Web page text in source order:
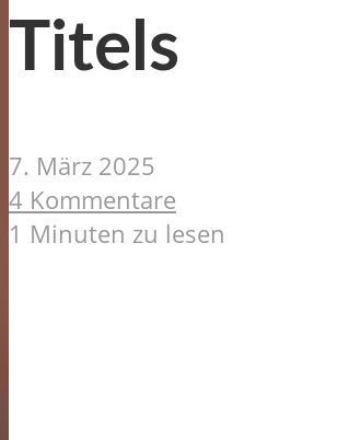
Titels
7. März 2025
4 Kommentare
1 Minuten zu lesen